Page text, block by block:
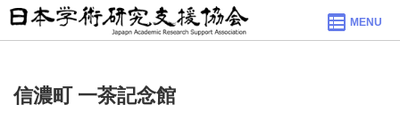
MENU
信濃町 一茶記念館